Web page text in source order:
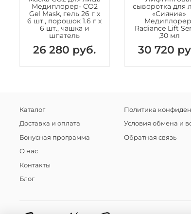
Медиплорер- CO2
Gel Mask, гель 26 г x
6 шт., порошок 1.6 г x
6 шт., чашка и
шпатель
26 280 руб.
сыворотка для
«Сияние»
Radiance Lift
,30 мл
30 720
Каталог
Доставка и оплата
Бонусная программа
О нас
Контакты
Блог
Политика
Условия обмена и
Обратная связь